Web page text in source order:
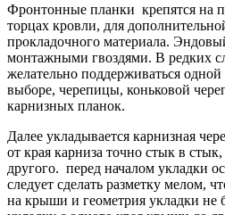
Фронтонные планки крепятся на
торцах кровли, для
прокладочного материала.
монтажными гвоздями. В редких
желательно поддерживаться
выборе, черепицы, коньковой
карнизных планок.
Далее укладывается карнизная
от края карниза точно стык в
другого. перед началом укладки
следует сделать разметку мелом,
на крыши и геометрия укладки